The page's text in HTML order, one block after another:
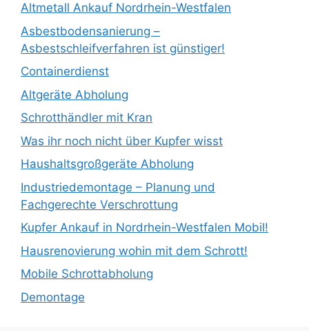
Altmetall Ankauf Nordrhein-Westfalen
Asbestbodensanierung –
Asbestschleifverfahren ist günstiger!
Containerdienst
Altgeräte Abholung
Schrotthändler mit Kran
Was ihr noch nicht über Kupfer wisst
Haushaltsgroßgeräte Abholung
Industriedemontage – Planung und
Fachgerechte Verschrottung
Kupfer Ankauf in Nordrhein-Westfalen Mobil!
Hausrenovierung wohin mit dem Schrott!
Mobile Schrottabholung
Demontage